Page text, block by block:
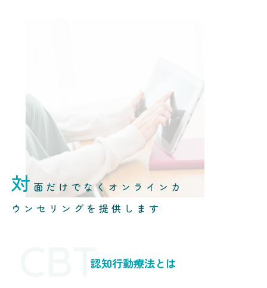
対 面だけでなくオンラインカ
ウンセリングを提供します
CBT認知行動療法とは